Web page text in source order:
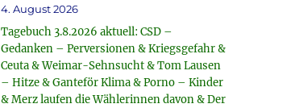
4. August 2026
Tagebuch 3.8.2026 aktuell: CSD –
Gedanken – Perversionen & Kriegsgefahr &
Ceuta & Weimar-Sehnsucht & Tom Lausen
– Hitze & Ganteför Klima & Porno – Kinder
& Merz laufen die Wählerinnen davon & Der